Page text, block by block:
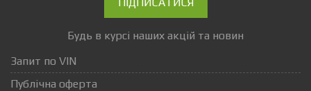
Будь в курсі наших акцій та новин
Запит по VIN
Публічна оферта